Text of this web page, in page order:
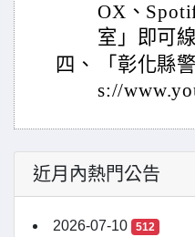
OX、
室」即可
四、
「彰化縣
s://
近月內熱門公告
2026-07-10 512